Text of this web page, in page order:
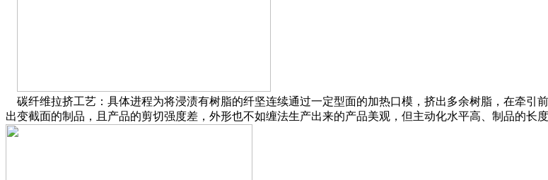
碳纤维拉挤工艺：具体进程为将浸渍有树脂的纤坚连续通过一定型面的加热口模，挤出多余树脂，在牵引
出变截面的制品，且产品的剪切强度差，外形也不如缠法生产出来的产品美观，但主动化水平高、制品的长度